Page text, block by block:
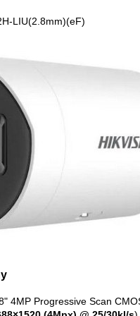
LIU(2.8mm)(eF)
4MP Progressive Scan